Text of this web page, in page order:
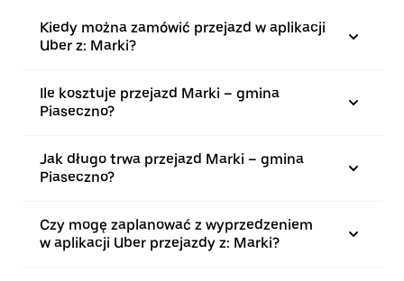
Kiedy można zamówić przejazd w aplikacji
Uber z: Marki?
Ile kosztuje przejazd Marki – gmina
Piaseczno?
Jak długo trwa przejazd Marki – gmina
Piaseczno?
Czy mogę zaplanować z wyprzedzeniem
w aplikacji Uber przejazdy z: Marki?